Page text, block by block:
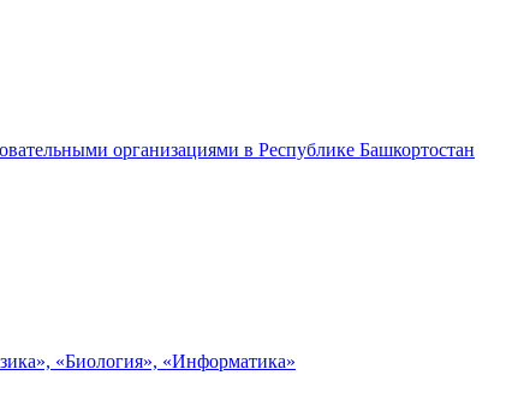
организациями в Республике Башкортостан
«Биология», «Информатика»